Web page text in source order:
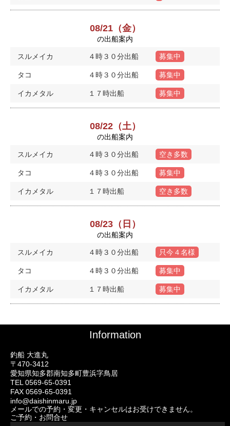
08/21（金）
の出船案内
スルメイカ ４時３０分出船 募集中
タコ ４時３０分出船 募集中
イカメタル １７時出船 募集中
08/22（土）
の出船案内
スルメイカ ４時３０分出船 空き多数
タコ ４時３０分出船 募集中
イカメタル １７時出船 空き多数
08/23（日）
の出船案内
スルメイカ ４時３０分出船 只今４名様
タコ ４時３０分出船 募集中
イカメタル １７時出船 募集中
Information
釣船 大進丸
〒470-3412
愛知県知多郡南知多町豊浜字鳥居
TEL 0569-65-0391
FAX 0569-65-0391
info@daishinmaru.jp
メールでの予約・変更・キャンセルはお受けできません。
ご予約・お問合せ